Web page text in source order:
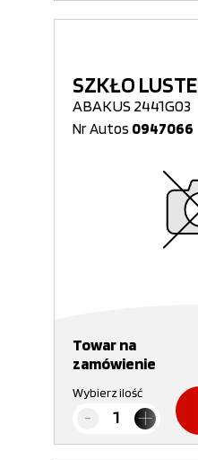
SZKŁO
ABAKUS 2441G03
Nr Autos 0947066
Towar na
zamówienie
Wybierz ilość